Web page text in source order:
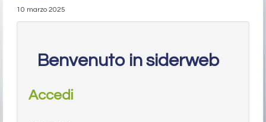
10 marzo 2025
Benvenuto in siderweb
Accedi